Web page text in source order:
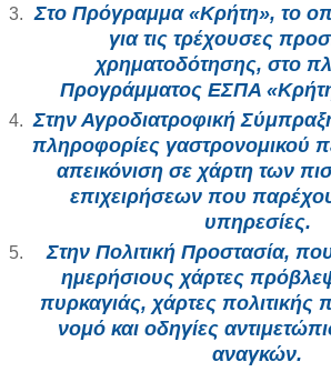
Στο Πρόγραμμα «Κρήτη», το
για τις τρέχουσες
χρηματοδότησης, στο
Προγράμματος ΕΣΠΑ
Στην Αγροδιατροφική
πληροφορίες γαστρονομικού
απεικόνιση σε χάρτη των
επιχειρήσεων που
υπηρεσίες.
Στην Πολιτική Προστασία,
ημερήσιους χάρτες
πυρκαγιάς, χάρτες πολιτικής
νομό και οδηγίες
αναγκών.